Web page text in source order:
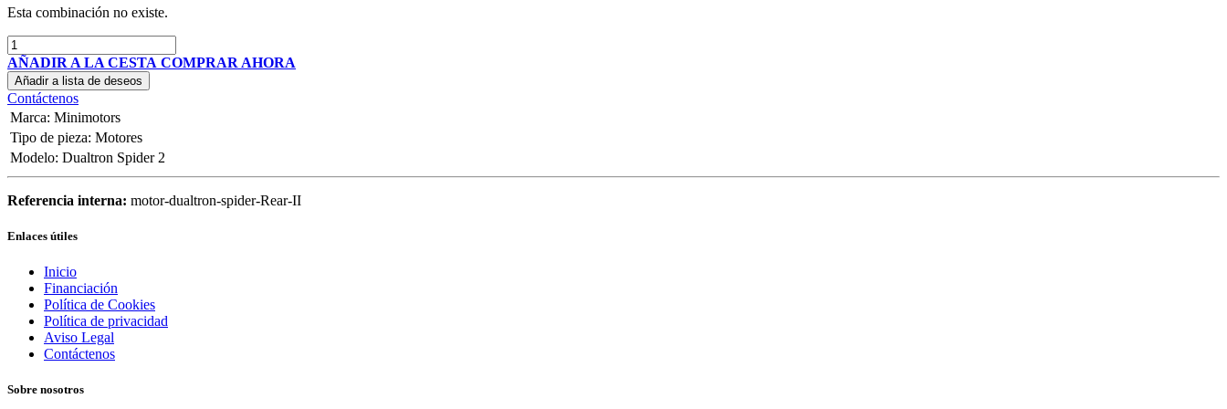
Esta combinación no existe.
AÑADIR A LA CESTA COMPRAR AHORA
Añadir a lista de deseos
Contáctenos
Marca: Minimotors
Tipo de pieza: Motores
Modelo: Dualtron Spider 2
Referencia interna: motor-dualtron-spider-Rear-II
Enlaces útiles
Inicio
Financiación
Política de Cookies
Política de privacidad
Aviso Legal
Contáctenos
Sobre nosotros